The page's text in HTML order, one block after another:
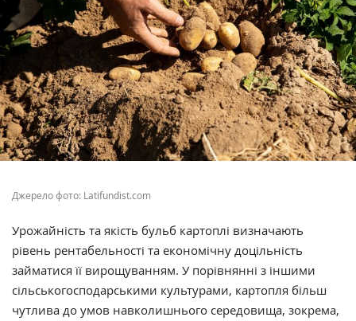
Джерело фото: Latifundist.com
Урожайність та якість бульб картоплі визначають
рівень рентабельності та економічну доцільність
займатися її вирощуванням. У порівнянні з іншими
сільськогосподарськими культурами, картопля більш
чутлива до умов навколишнього середовища, зокрема,